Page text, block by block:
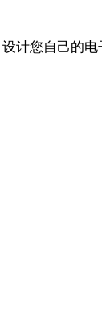
设计您自己的电